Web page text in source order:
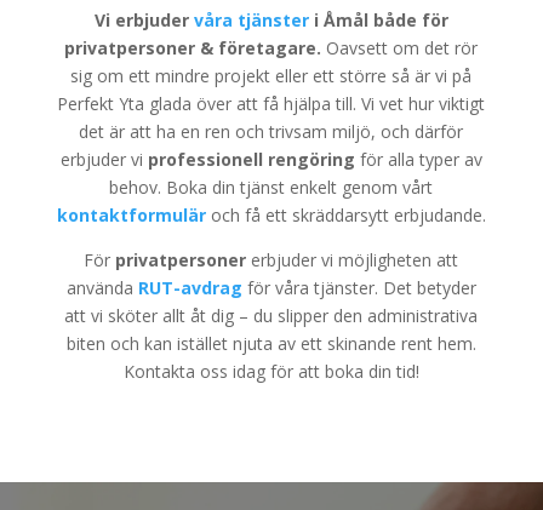
Vi erbjuder våra tjänsteri Åmål både för
privatpersoner & företagare. Oavsett om det rör
sig om ett mindre projekt eller ett större så är vi på
Perfekt Yta glada över att få hjälpa till. Vi vet hur viktigt
det är att ha en ren och trivsam miljö, och därför
erbjuder vi professionell rengöring för alla typer av
behov. Boka din tjänst enkelt genom vårt
kontaktformuläroch få ett skräddarsytt erbjudande.
För privatpersoner erbjuder vi möjligheten att
använda RUT-avdrag för våra tjänster. Det betyder
att vi sköter allt åt dig – du slipper den administrativa
biten och kan istället njuta av ett skinande rent hem.
Kontakta oss idag för att boka din tid!